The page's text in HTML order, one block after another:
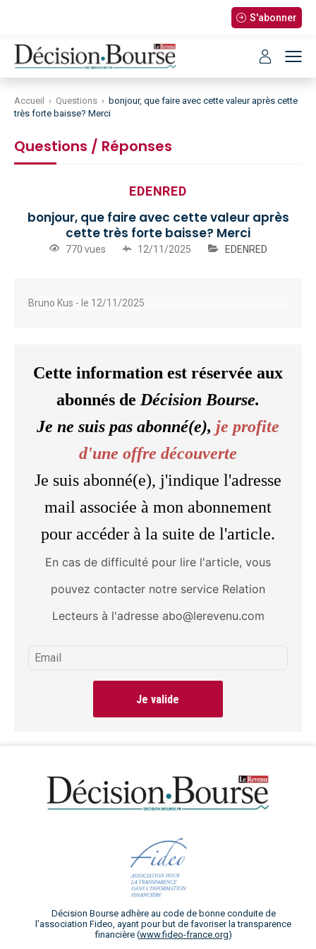
S'abonner
Accueil › Questions › bonjour, que faire avec cette valeur après cette
très forte baisse? Merci
Questions / Réponses
EDENRED
bonjour, que faire avec cette valeur après
cette très forte baisse? Merci
770 vues 12/11/2025 EDENRED
Bruno Kus - le 12/11/2025
Cette information est réservée aux
abonnés de Décision Bourse.
Je ne suis pas abonné(e), je profite
d'une offre découverte
Je suis abonné(e), j'indique l'adresse
mail associée à mon abonnement
pour accéder à la suite de l'article.
En cas de difficulté pour lire l'article, vous
pouvez contacter notre service Relation
Lecteurs à l'adresse abo@lerevenu.com
Je valide
Décision Bourse adhère au code de bonne conduite de
l’association Fideo, ayant pour but de favoriser la transparence
financière (www.fideo-france.org)